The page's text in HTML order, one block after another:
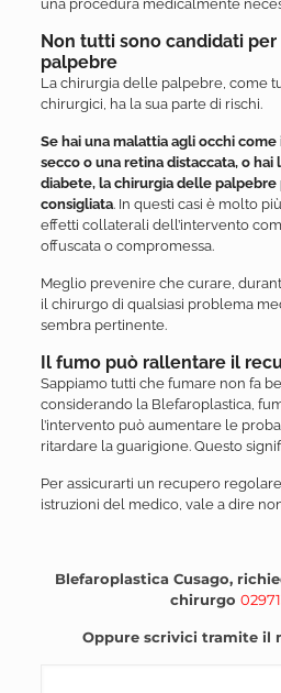
una procedura medicalmente
Non tutti sono candidati
palpebre
La chirurgia delle palpebre, come
chirurgici, ha la sua parte di rischi.
Se hai una malattia agli occhi come
secco o una retina distaccata, o hai
diabete, la chirurgia delle
consigliata. In questi casi è molto
effetti collaterali dell’intervento
offuscata o compromessa.
Meglio prevenire che curare,
il chirurgo di qualsiasi problema
sembra pertinente.
Il fumo può rallentare il
Sappiamo tutti che fumare non fa
considerando la Blefaroplastica,
l’intervento può aumentare le
ritardare la guarigione. Questo
Per assicurarti un recupero
istruzioni del medico, vale a dire
Blefaroplastica Cusago,
chirurgo
Oppure scrivici tramite il